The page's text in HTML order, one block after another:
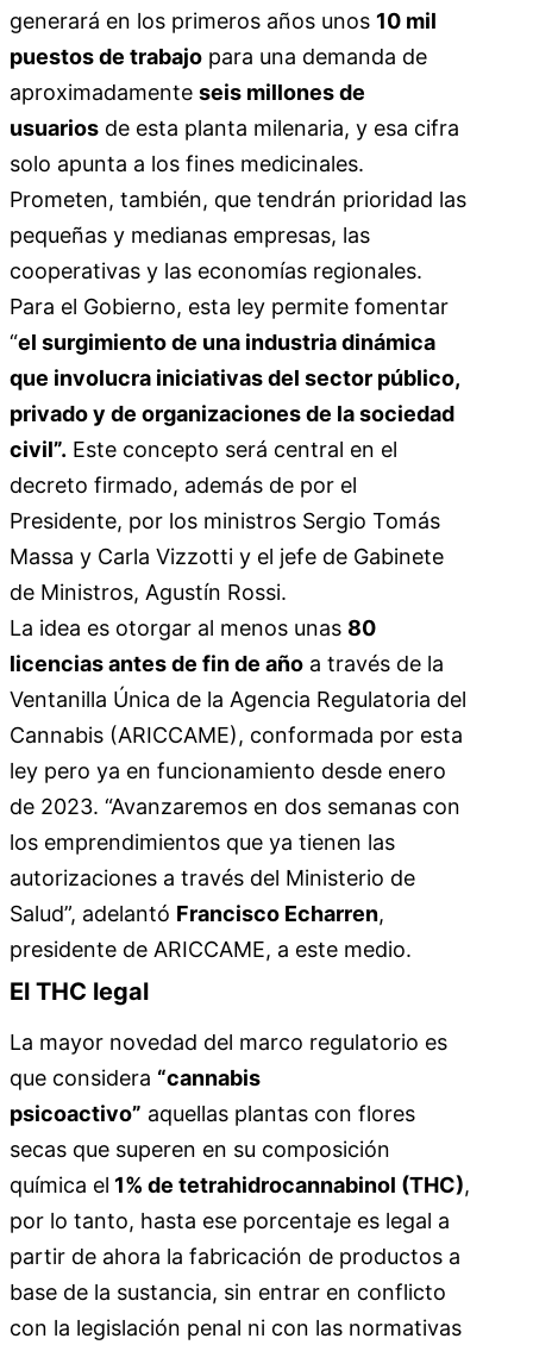
generará en los primeros años unos 10 mil
puestos de trabajo para una demanda de
aproximadamente seis millones de
usuarios de esta planta milenaria, y esa cifra
solo apunta a los fines medicinales.
Prometen, también, que tendrán prioridad las
pequeñas y medianas empresas, las
cooperativas y las economías regionales.
Para el Gobierno, esta ley permite fomentar
“el surgimiento de una industria dinámica
que involucra iniciativas del sector público,
privado y de organizaciones de la sociedad
civil”. Este concepto será central en el
decreto firmado, además de por el
Presidente, por los ministros Sergio Tomás
Massa y Carla Vizzotti y el jefe de Gabinete
de Ministros, Agustín Rossi.
La idea es otorgar al menos unas 80
licencias antes de fin de año a través de la
Ventanilla Única de la Agencia Regulatoria del
Cannabis (ARICCAME), conformada por esta
ley pero ya en funcionamiento desde enero
de 2023. “Avanzaremos en dos semanas con
los emprendimientos que ya tienen las
autorizaciones a través del Ministerio de
Salud”, adelantó Francisco Echarren,
presidente de ARICCAME, a este medio.
El THC legal
La mayor novedad del marco regulatorio es
que considera “cannabis
psicoactivo” aquellas plantas con flores
secas que superen en su composición
química el 1% de tetrahidrocannabinol (THC),
por lo tanto, hasta ese porcentaje es legal a
partir de ahora la fabricación de productos a
base de la sustancia, sin entrar en conflicto
con la legislación penal ni con las normativas